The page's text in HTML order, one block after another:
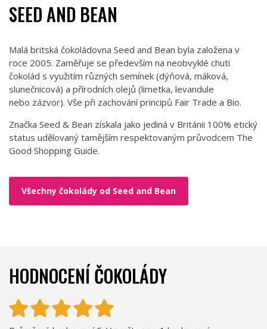
SEED AND BEAN
Malá britská čokoládovna Seed and Bean byla založena v
roce 2005. Zaměřuje se především na neobvyklé chuti
čokolád s využitím různých semínek (dýňová, máková,
slunečnicová) a přírodních olejů (limetka, levandule
nebo zázvor). Vše při zachování principů Fair Trade a Bio.
Značka Seed & Bean získala jako jediná v Británii 100% etický
status udělovaný tamějším respektovaným průvodcem The
Good Shopping Guide.
Všechny čokolády od Seed and Bean
HODNOCENÍ ČOKOLÁDY